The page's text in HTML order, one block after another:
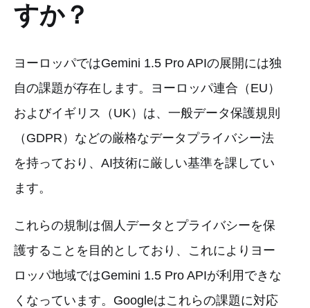
すか？
ヨーロッパではGemini 1.5 Pro APIの展開には独
自の課題が存在します。ヨーロッパ連合（EU）
およびイギリス（UK）は、一般データ保護規則
（GDPR）などの厳格なデータプライバシー法
を持っており、AI技術に厳しい基準を課してい
ます。
これらの規制は個人データとプライバシーを保
護することを目的としており、これによりヨー
ロッパ地域ではGemini 1.5 Pro APIが利用できな
くなっています。Googleはこれらの課題に対応